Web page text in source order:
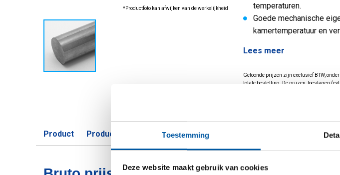
Toestemming
Deze website maakt gebruik van cookies
*Productfoto kan afwijken van de werkelijkheid
temperaturen.
Goede mechanische
kamertemperatuur en
Lees meer
Getoonde prijzen zijn exclusief BTW,
totale bestelling. De prijzen, toeslagen
Product Product omschrijving Bruto prijslijst